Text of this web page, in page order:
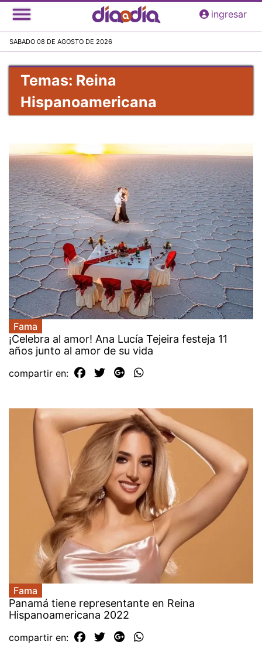
Pasar
al
principal
ingresar
SABADO 08 DE AGOSTO DE 2026
Temas: Reina
Hispanoamericana
Fama
¡Celebra al amor! Ana Lucía Tejeira festeja 11
años junto al amor de su vida
compartir en:
Fama
Panamá tiene representante en Reina
Hispanoamericana 2022
compartir en: